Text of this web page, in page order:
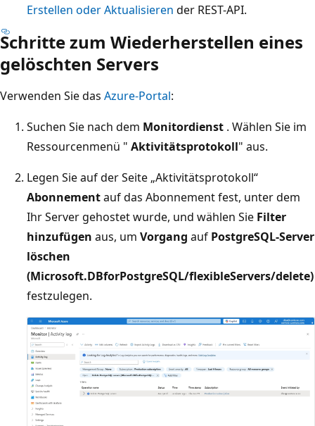
Erstellen oder Aktualisieren der REST-API.
Schritte zum Wiederherstellen eines
gelöschten Servers
Verwenden Sie das Azure-Portal:
Suchen Sie nach dem Monitordienst . Wählen Sie im
Ressourcenmenü " Aktivitätsprotokoll" aus.
Legen Sie auf der Seite „Aktivitätsprotokoll“
Abonnementauf das Abonnement fest, unter dem
Ihr Server gehostet wurde, und wählen Sie Filter
hinzufügen aus, um Vorgang auf PostgreSQL-Server
löschen
(Microsoft.DBforPostgreSQL/flexibleServers/delete)
festzulegen.